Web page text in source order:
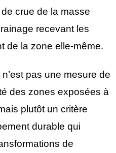
crue de la masse
recevant les
de la zone elle-même.
pas une mesure de
des zones exposées à
plutôt un critère
durable qui
de